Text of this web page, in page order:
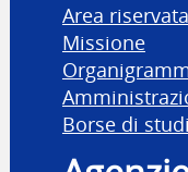
Area
Missione
Borse di